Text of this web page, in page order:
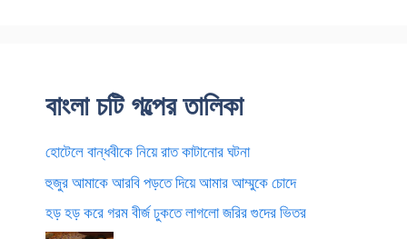
বাংলা চটি গল্পের তালিকা
হোটেলে বান্ধবীকে নিয়ে রাত কাটানোর ঘটনা
হুজুর আমাকে আরবি পড়তে দিয়ে আমার আম্মুকে চোদে
হড় হড় করে গরম বীর্জ ঢুকতে লাগলো জরির গুদের ভিতর